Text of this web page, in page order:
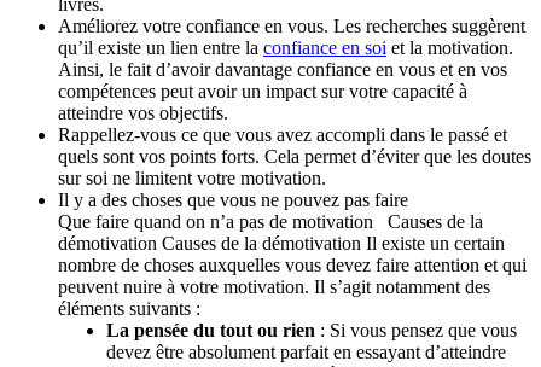
Améliorez votre confiance en vous. Les recherches suggèrent
qu’il existe un lien entre la confiance en soi et la motivation.
Ainsi, le fait d’avoir davantage confiance en vous et en vos
compétences peut avoir un impact sur votre capacité à
atteindre vos objectifs.
Rappellez-vous ce que vous avez accompli dans le passé et
quels sont vos points forts. Cela permet d’éviter que les doutes
sur soi ne limitent votre motivation.
Il y a des choses que vous ne pouvez pas faire
Que faire quand on n’a pas de motivation Causes de la
démotivation Causes de la démotivation Il existe un certain
nombre de choses auxquelles vous devez faire attention et qui
peuvent nuire à votre motivation. Il s’agit notamment des
éléments suivants :
La pensée du tout ou rien : Si vous pensez que vous
devez être absolument parfait en essayant d’atteindre